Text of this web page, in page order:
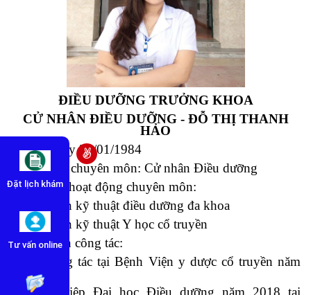
ĐIỀU DƯỠNG TRƯỞNG KHOA
CỬ NHÂN ĐIỀU DƯỠNG - ĐỖ THỊ THANH
HẢO
* Sinh ngày 28/01/1984
* Trình độ chuyên môn: Cử nhân Điều dưỡng
* Phạm vi hoạt động chuyên môn:
- Thực hiện kỹ thuật điều dưỡng đa khoa
- Thực hiện kỹ thuật Y học cổ truyền
* Quá trình công tác:
- Vào công tác tại Bệnh Viện y dược cổ truyền năm
2011
- Tốt nghiệp Đại học Điều dưỡng năm 2018 tại
Đặt lịch khám
Tư vấn online